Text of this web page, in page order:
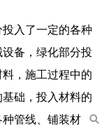
入了一定的各种
备，绿化部分投
，施工过程中的
础，投入材料的
管线、铺装材